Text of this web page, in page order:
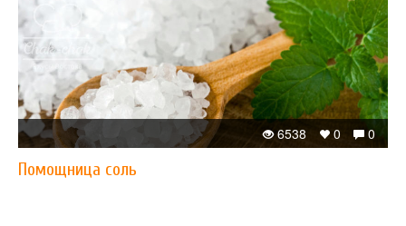
0
0
6538
Помощница соль